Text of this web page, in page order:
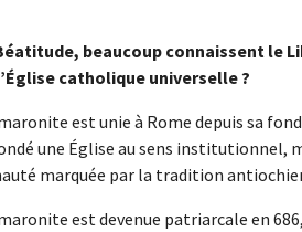
beaucoup connaissent le
catholique universelle ?
est unie à Rome depuis sa
une Église au sens institutionnel,
marquée par la tradition
est devenue patriarcale en